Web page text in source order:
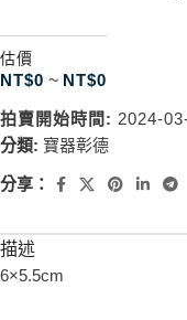
估價
NT$0 ~ NT$0
拍賣開始時間: 2024-
分類: 寶器彰德
分享：
描述
6×5.5cm